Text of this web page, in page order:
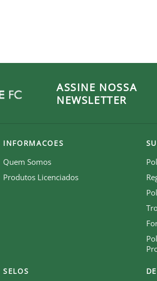
ASSINE NOSSA
NEWSLETTER
INFORMACOES
Quem Somos
Produtos Licenciados
SELOS